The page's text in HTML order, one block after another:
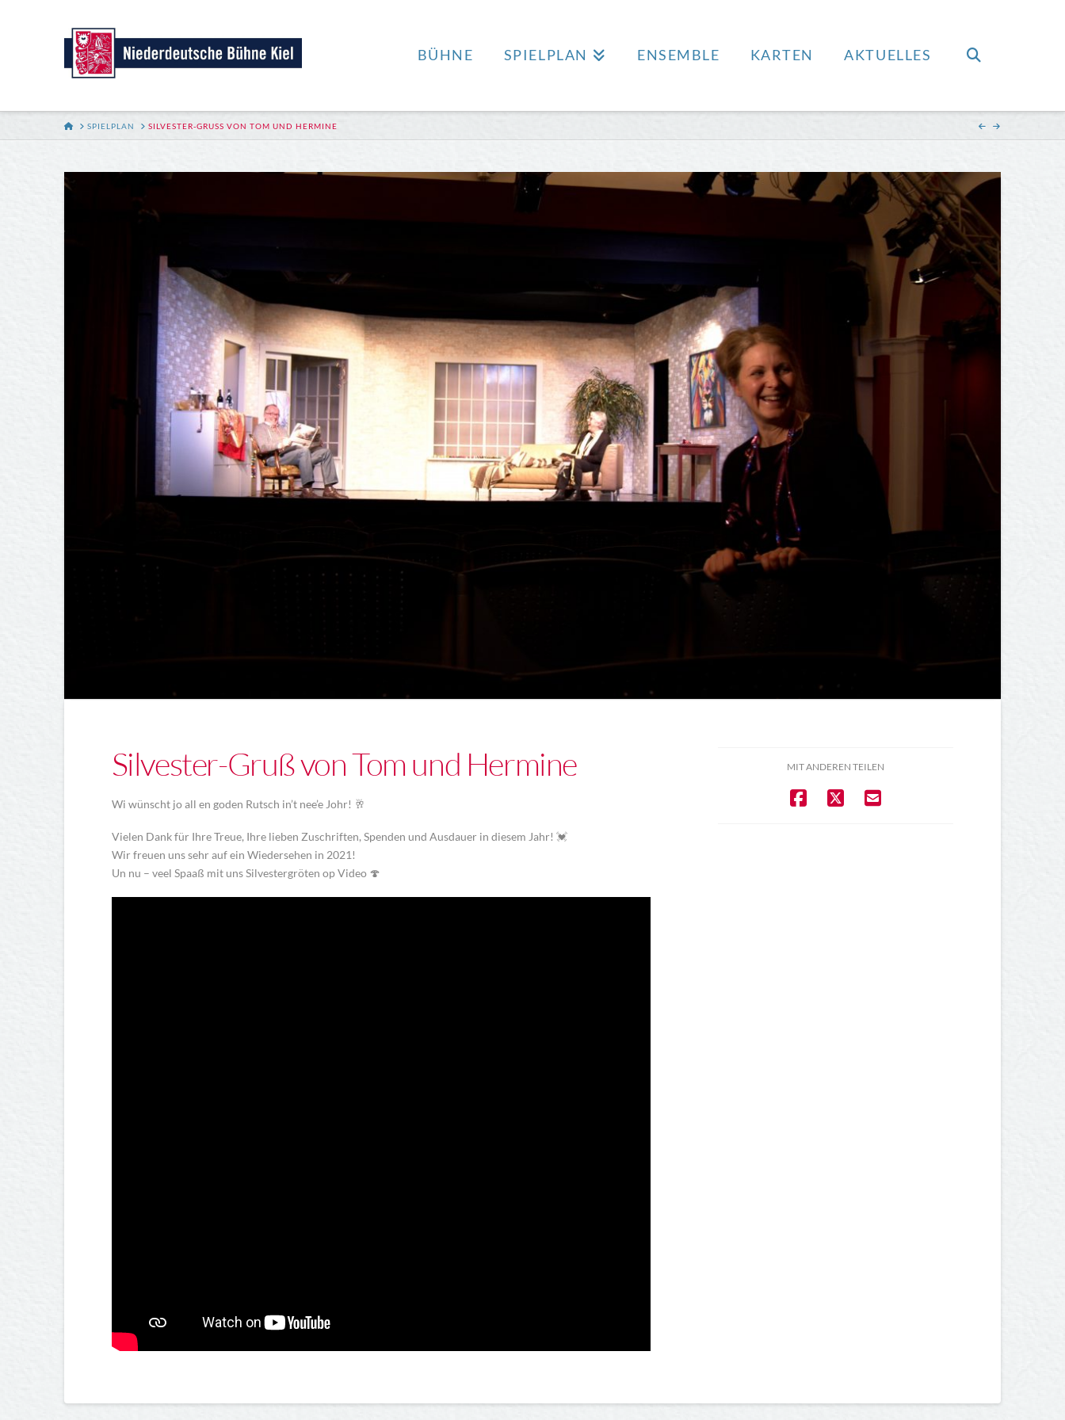
BÜHNE SPIELPLAN ENSEMBLE KARTEN AKTUELLES
HOMESPIELPLAN SILVESTER-GRUSS VON TOM UND HERMINE
Silvester-Gruß von Tom und Hermine
Wi wünscht jo all en goden Rutsch in’t nee’e Johr! 🥂
Vielen Dank für Ihre Treue, Ihre lieben Zuschriften, Spenden und Ausdauer in diesem Jahr! 💓
Wir freuen uns sehr auf ein Wiedersehen in 2021!
Un nu – veel Spaaß mit uns Silvestergröten op Video 🍄
MIT ANDEREN TEILEN